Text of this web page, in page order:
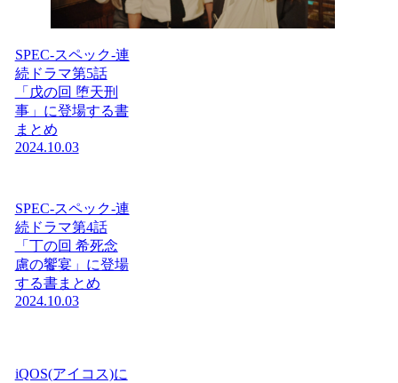
SPEC-スペック-連
続ドラマ第5話
「戊の回 堕天刑
事」に登場する書
まとめ
2024.10.03
SPEC-スペック-連
続ドラマ第4話
「丁の回 希死念
慮の饗宴」に登場
する書まとめ
2024.10.03
iQOS(アイコス)に